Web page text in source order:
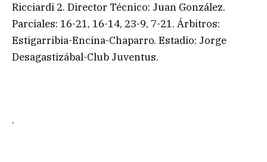
Ricciardi 2. Director Técnico: Juan González.
Parciales: 16-21, 16-14, 23-9, 7-21. Árbitros:
Estigarribia-Encina-Chaparro. Estadio: Jorge
Desagastizábal-Club Juventus.
.